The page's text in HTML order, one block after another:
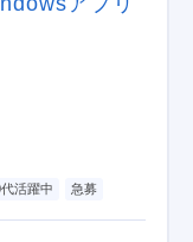
活躍中 急募